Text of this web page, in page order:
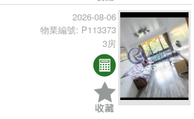
2026-08-06
物業編號: P113373
3房